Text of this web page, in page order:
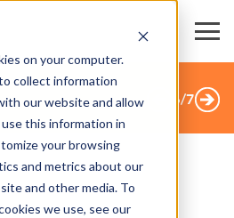
on your computer.
collect information
our website and allow
this information in
your browsing
and metrics about our
and other media. To
we use, see our
6/7